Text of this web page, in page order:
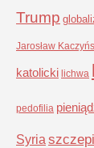
Trump
Jarosław
katolicki lichwa
pedofilia
Syria